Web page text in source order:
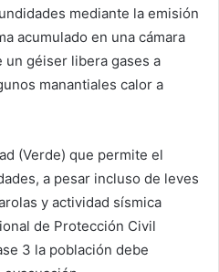
mediante la emisión
acumulado en una cámara
un géiser libera gases a
manantiales calor a
(Verde) que permite el
a pesar incluso de leves
y actividad sísmica
de Protección Civil
3 la población debe